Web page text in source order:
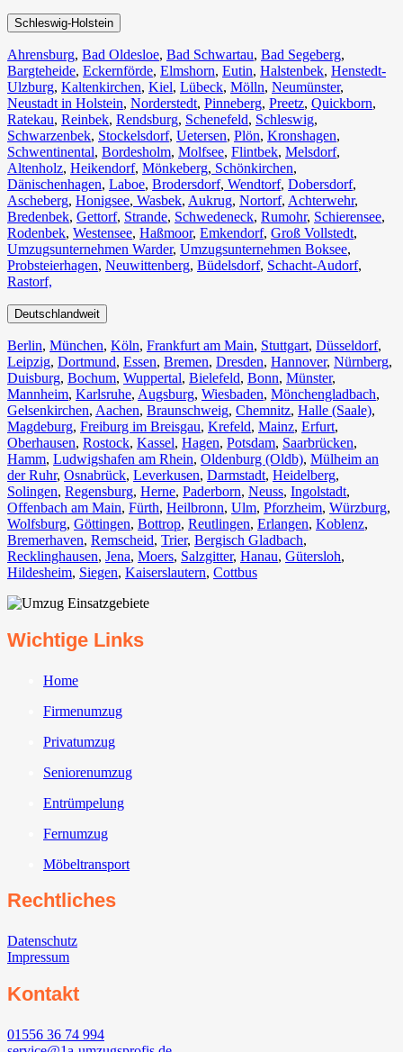
Schleswig-Holstein
Ahrensburg, Bad Oldesloe, Bad Schwartau, Bad Segeberg,
Bargteheide, Eckernförde, Elmshorn, Eutin, Halstenbek, Henstedt-
Ulzburg, Kaltenkirchen, Kiel, Lübeck, Mölln, Neumünster,
Neustadt in Holstein, Norderstedt, Pinneberg, Preetz, Quickborn,
Ratekau, Reinbek, Rendsburg, Schenefeld, Schleswig,
Schwarzenbek, Stockelsdorf, Uetersen, Plön, Kronshagen,
Schwentinental, Bordesholm, Molfsee, Flintbek, Melsdorf,
Altenholz, Heikendorf, Mönkeberg, Schönkirchen,
Dänischenhagen, Laboe, Brodersdorf, Wendtorf, Dobersdorf,
Ascheberg, Honigsee, Wasbek, Aukrug, Nortorf, Achterwehr,
Bredenbek, Gettorf, Strande, Schwedeneck, Rumohr, Schierensee,
Rodenbek, Westensee, Haßmoor, Emkendorf, Groß Vollstedt,
Umzugsunternehmen Warder, Umzugsunternehmen Boksee,
Probsteierhagen, Neuwittenberg, Büdelsdorf, Schacht-Audorf,
Rastorf,
Deutschlandweit
Berlin⁠, München, Köln⁠, Frankfurt am Main, Stuttgart, Düsseldorf,
Leipzig, Dortmund, Essen, Bremen, Dresden, Hannover, Nürnberg,
Duisburg⁠, Bochum, Wuppertal⁠, Bielefeld⁠, Bonn⁠, Münster⁠,
Mannheim, Karlsruhe, Augsburg, Wiesbaden⁠, Mönchengladbach⁠,
Gelsenkirchen⁠, Aachen⁠, Braunschweig, Chemnitz⁠, Halle (Saale)⁠,
Magdeburg, Freiburg im Breisgau⁠, Krefeld⁠, Mainz⁠, Erfurt,
Oberhausen⁠, Rostock⁠, Kassel⁠, Hagen, Potsdam, Saarbrücken⁠,
Hamm, Ludwigshafen am Rhein⁠, Oldenburg (Oldb), Mülheim an
der Ruhr, Osnabrück⁠, Leverkusen, Darmstadt⁠, Heidelberg,
Solingen, Regensburg, Herne⁠, Paderborn, Neuss, Ingolstadt,
Offenbach am Main, Fürth⁠, Heilbronn, Ulm⁠, Pforzheim, Würzburg,
Wolfsburg⁠, Göttingen, Bottrop, Reutlingen, Erlangen⁠, Koblenz,
Bremerhaven⁠, Remscheid, Trier⁠, Bergisch Gladbach,
Recklinghausen, Jena⁠, Moers⁠, Salzgitter⁠, Hanau, Gütersloh,
Hildesheim⁠, Siegen⁠, Kaiserslautern⁠, Cottbus⁠
Wichtige Links
Home
Firmenumzug
Privatumzug
Seniorenumzug
Entrümpelung
Fernumzug
Möbeltransport
Rechtliches
Datenschutz
Impressum
Kontakt
01556 36 74 994